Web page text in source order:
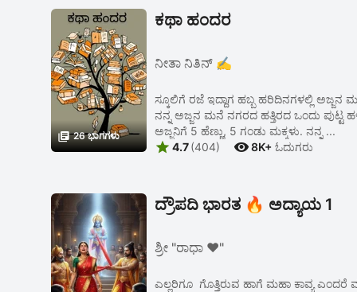
 26 ಭಾಗಗಳು
ಕಥಾ ಹಂದರ
ನೀತಾ ನಿತಿನ್ ✍️
ಸ್ಕೂಲಿಗೆ ರಜೆ ಇದ್ದಾಗ ಹಬ್ಬ ಹರಿದಿನಗಳಲ್ಲಿ ಅಜ್ಜನ
ನನ್ನ ಅಜ್ಜನ ಮನೆ ನಗರದ ಹತ್ತಿರದ ಒಂದು ಪುಟ್ಟ
ಅಜ್ಜನಿಗೆ 5 ಹೆಣ್ಣು, 5 ಗಂಡು ಮಕ್ಕಳು. ನನ್ನ ...
 4.7(404) 8K+ ಓದುಗರು
ದ್ರೌಪದಿ ಭಾರತ 🔥 ಅದ್ಯಾಯ 1
ಶ್ರೀ "ರಾಧಾ ❤️"
ಎಲ್ಲರಿಗೂ ಗೊತ್ತಿರುವ ಹಾಗೆ ಮಹಾ ಕಾವ್ಯ